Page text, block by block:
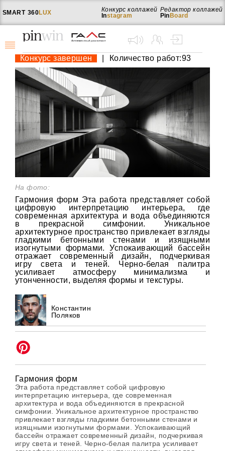
SMART 360LUX
Редактор коллажей
Pin Board
Конкурс коллажей
Instagram
Конкурс завершен Количество работ:93
На фото:
Гармония форм Эта работа представляет собой
цифровую интерпретацию интерьера, где
современная архитектура и вода объединяются
в прекрасной симфонии. Уникальное
архитектурное пространство привлекает взгляды
гладкими бетонными стенами и изящными
изогнутыми формами. Успокаивающий бассейн
отражает современный дизайн, подчеркивая
игру света и теней. Черно-белая палитра
усиливает атмосферу минимализма и
утонченности, выделяя формы и текстуры.
Константин
Поляков
Гармония форм
Эта работа представляет собой цифровую
интерпретацию интерьера, где современная
архитектура и вода объединяются в прекрасной
симфонии. Уникальное архитектурное пространство
привлекает взгляды гладкими бетонными стенами и
изящными изогнутыми формами. Успокаивающий
бассейн отражает современный дизайн, подчеркивая
игру света и теней. Черно-белая палитра усиливает